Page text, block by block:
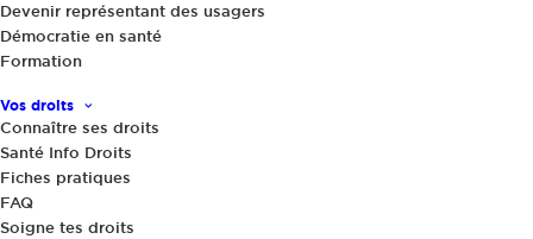
Devenir représentant des usagers
Démocratie en santé
Formation
Vos droits
Connaître ses droits
Santé Info Droits
Fiches pratiques
FAQ
Soigne tes droits
où nous avons fait le point avec Marie-Laure
Veyrat, coordinatrice régionale de la délégation
médicale est plutôt satisfaisante, elle est
difficilement accessible pour certains habitants
de zones reculées de l’île. L’un des principaux
enjeux de santé aujourd’hui est de lutter contre